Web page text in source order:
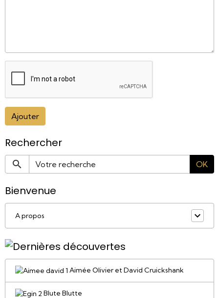
Ajouter
Rechercher
OK
Bienvenue
A propos
Aimée Olivier et David Cruickshank
Blute Blutte